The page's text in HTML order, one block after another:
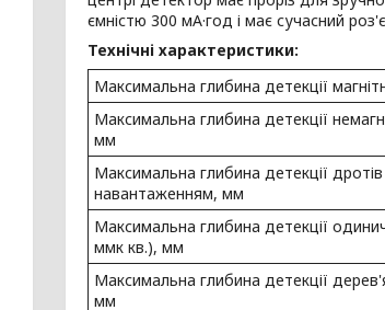
ємністю 300 мА·год і має сучасний
Технічні характеристики:
Максимальна глибина детекції
Максимальна глибина детекції
мм
Максимальна глибина детекції дротів
навантаженням, мм
Максимальна глибина детекції
ммк кв.), мм
Максимальна глибина детекції
мм